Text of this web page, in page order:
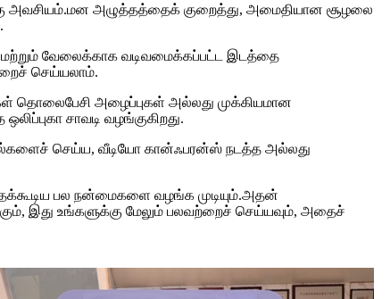
அவசியம்.மன அழுத்தத்தைக் குறைத்து, அமைதியான சூழலை
வேலைக்காக வடிவமைக்கப்பட்ட இடத்தை
செய்யலாம்.
தொலைபேசி அழைப்புகள் அல்லது முக்கியமான
சாவடி வழங்குகிறது.
செய்ய, வீடியோ கான்ஃபரன்ஸ் நடத்த அல்லது
பல நன்மைகளை வழங்க முடியும்.அதன்
இது உங்களுக்கு மேலும் பலவற்றைச் செய்யவும், அதைச்